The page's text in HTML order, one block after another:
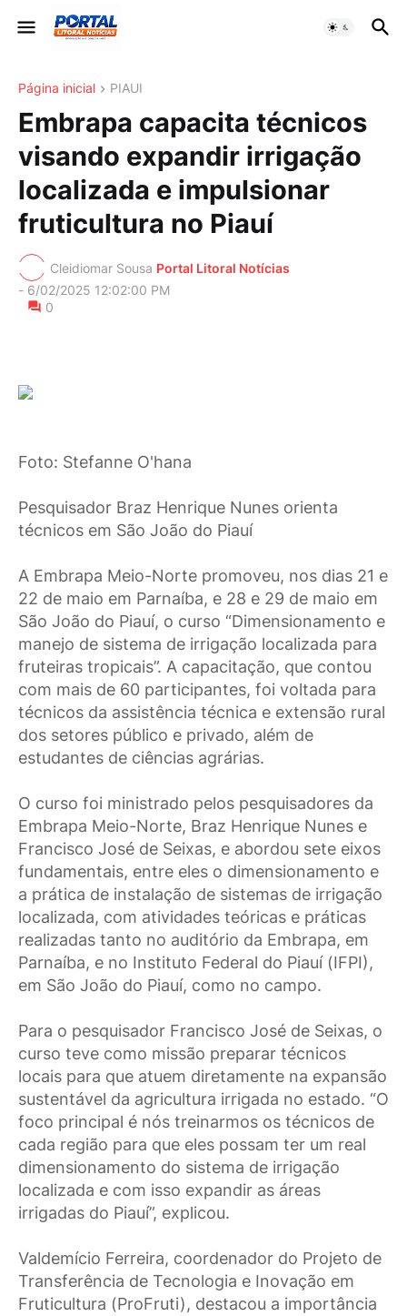
Página inicial PIAUI
Embrapa capacita técnicos
visando expandir irrigação
localizada e impulsionar
fruticultura no Piauí
Cleidiomar Sousa Portal Litoral Notícias
- 6/02/2025 12:02:00 PM
0
Foto: Stefanne O'hana
Pesquisador Braz Henrique Nunes orienta
técnicos em São João do Piauí
A Embrapa Meio-Norte promoveu, nos dias 21 e
22 de maio em Parnaíba, e 28 e 29 de maio em
São João do Piauí, o curso “Dimensionamento e
manejo de sistema de irrigação localizada para
fruteiras tropicais”. A capacitação, que contou
com mais de 60 participantes, foi voltada para
técnicos da assistência técnica e extensão rural
dos setores público e privado, além de
estudantes de ciências agrárias.
O curso foi ministrado pelos pesquisadores da
Embrapa Meio-Norte, Braz Henrique Nunes e
Francisco José de Seixas, e abordou sete eixos
fundamentais, entre eles o dimensionamento e
a prática de instalação de sistemas de irrigação
localizada, com atividades teóricas e práticas
realizadas tanto no auditório da Embrapa, em
Parnaíba, e no Instituto Federal do Piauí (IFPI),
em São João do Piauí, como no campo.
Para o pesquisador Francisco José de Seixas, o
curso teve como missão preparar técnicos
locais para que atuem diretamente na expansão
sustentável da agricultura irrigada no estado. “O
foco principal é nós treinarmos os técnicos de
cada região para que eles possam ter um real
dimensionamento do sistema de irrigação
localizada e com isso expandir as áreas
irrigadas do Piauí”, explicou.
Valdemício Ferreira, coordenador do Projeto de
Transferência de Tecnologia e Inovação em
Fruticultura (ProFruti), destacou a importância